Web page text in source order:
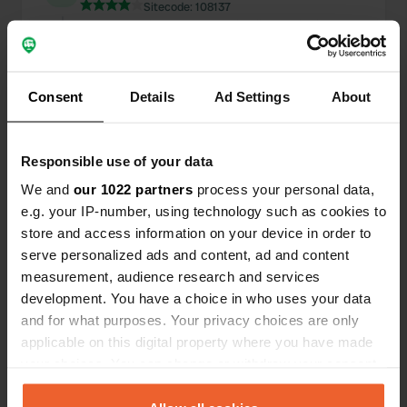
Consent Details Ad Settings About
Responsible use of your data
We and our 1022 partners process your personal data,
e.g. your IP-number, using technology such as cookies to
store and access information on your device in order to
serve personalized ads and content, ad and content
measurement, audience research and services
development. You have a choice in who uses your data
and for what purposes. Your privacy choices are only
applicable on this digital property where you have made
any time from the Cookie Declaration or by clicking on
Sitecode: 108137
Inderdaad niet helemaal duidelijk om dit hier te
mij heel vriendelijk de weg wees. Dank aan de
voorzieningen, maar erg rustig om te
overnachten.
Een locatie beoordeeld—3 maanden geleden
Sitecode:101987
Eigenlijk moet ik géén reclame maken voor deze
gratis CP, want waarschijnlijk zal dit volgend jaar
niet meer mogelijk zijn. Een vlakke, schone CP
vlak bij het strand in een levendige kuststad. De
restaurants allemaal kort bij. Waren alle
kuststeden maar zo vriendelijk voor de